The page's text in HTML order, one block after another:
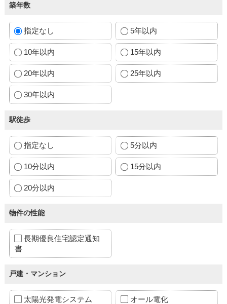
築年数
指定なし 5年以内
10年以内 15年以内
20年以内 25年以内
30年以内
駅徒歩
指定なし 5分以内
10分以内 15分以内
20分以内
物件の性能
長期優良住宅認定通知
書
戸建・マンション
太陽光発電システム オール電化